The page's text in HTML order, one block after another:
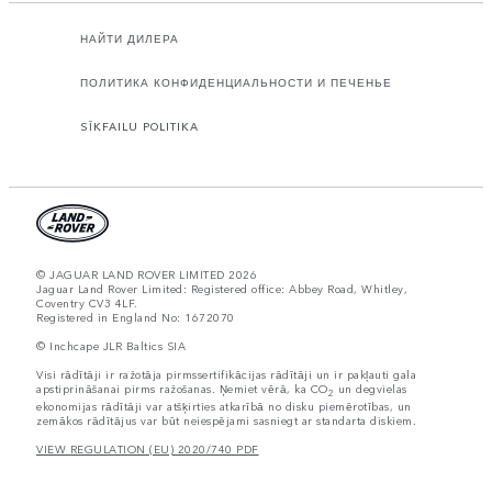
НАЙТИ ДИЛЕРА
ПОЛИТИКА КОНФИДЕНЦИАЛЬНОСТИ И ПЕЧЕНЬЕ
SĪKFAILU POLITIKA
© JAGUAR LAND ROVER LIMITED 2026
Jaguar Land Rover Limited: Registered office: Abbey Road, Whitley,
Coventry CV3 4LF.
Registered in England No: 1672070
© Inchcape JLR Baltics SIA
Visi rādītāji ir ražotāja pirmssertifikācijas rādītāji un ir pakļauti gala
apstiprināšanai pirms ražošanas. Ņemiet vērā, ka CO2 un degvielas
ekonomijas rādītāji var atšķirties atkarībā no disku piemērotības, un
zemākos rādītājus var būt neiespējami sasniegt ar standarta diskiem.
VIEW REGULATION (EU) 2020/740 PDF